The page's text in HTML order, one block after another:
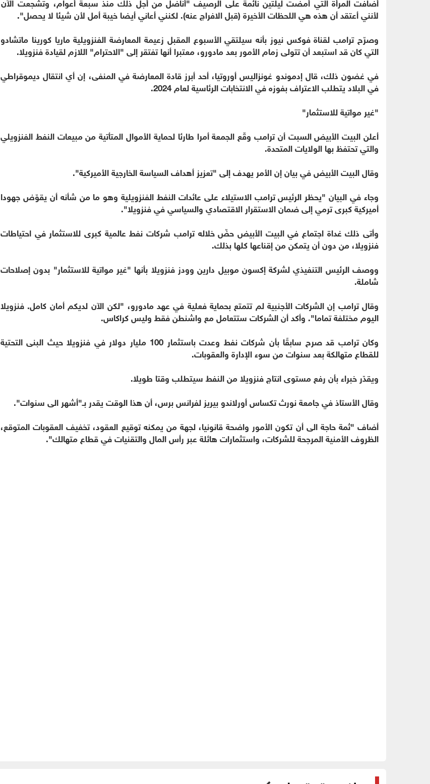
لأنني أعتقد أن هذه هي اللحظات الأخيرة (قبل الافراج عنه). لكنني أعاني أيضا خيبة أمل لأن شيئا لا يحصل".
وصرّح ترامب لقناة فوكس نيوز بأنه سيلتقي الأسبوع المقبل زعيمة المعارضة الفنزويلية ماريا كورينا ماتشادو
التي كان قد استبعد أن تتولى زمام الأمور بعد مادورو، معتبرا أنها تفتقر إلى "الاحترام" اللازم لقيادة فنزويلا.
في غضون ذلك، قال إدموندو غونزاليس أوروتيا، أحد أبرز قادة المعارضة في المنفى، إن أي انتقال ديموقراطي
في البلاد يتطلب الاعتراف بفوزه في الانتخابات الرئاسية لعام 2024.
"غير مواتية للاستثمار"
أعلن البيت الأبيض السبت أن ترامب وقّع الجمعة أمرا طارئا لحماية الأموال المتأتية من مبيعات النفط الفنزويلي
والتي تحتفظ بها الولايات المتحدة.
وقال البيت الأبيض في بيان إن الأمر يهدف إلى "تعزيز أهداف السياسة الخارجية الأميركية".
وجاء في البيان "يحظر الرئيس ترامب الاستيلاء على عائدات النفط الفنزويلية وهو ما من شأنه أن يقوّض جهودا
أميركية كبرى ترمي إلى ضمان الاستقرار الاقتصادي والسياسي في فنزويلا".
وأتى ذلك غداة اجتماع في البيت الأبيض حضّ خلاله ترامب شركات نفط عالمية كبرى للاستثمار في احتياطات
فنزويلا، من دون أن يتمكن من إقناعها كلها بذلك.
ووصف الرئيس التنفيذي لشركة إكسون موبيل دارين وودز فنزويلا بأنها "غير مواتية للاستثمار" بدون إصلاحات
شاملة.
وقال ترامب إن الشركات الأجنبية لم تتمتع بحماية فعلية في عهد مادورو، "لكن الآن لديكم أمان كامل. فنزويلا
اليوم مختلفة تماما". وأكد أن الشركات ستتعامل مع واشنطن فقط وليس كراكاس.
وكان ترامب قد صرح سابقًا بأن شركات نفط وعدت باستثمار 100 مليار دولار في فنزويلا حيث البنى التحتية
للقطاع متهالكة بعد سنوات من سوء الإدارة والعقوبات.
ويقدّر خبراء بأن رفع مستوى انتاج فنزويلا من النفط سيتطلب وقتا طويلا.
وقال الأستاذ في جامعة نورث تكساس أورلاندو بيريز لفرانس برس، أن هذا الوقت يقدر بـ"أشهر الى سنوات".
أضاف "ثمة حاجة الى أن تكون الأمور واضحة قانونيا، لجهة من يمكنه توقيع العقود، تخفيف العقوبات المتوقع،
الظروف الأمنية المرجحة للشركات، واستثمارات هائلة عبر رأس المال والتقنيات في قطاع متهالك".